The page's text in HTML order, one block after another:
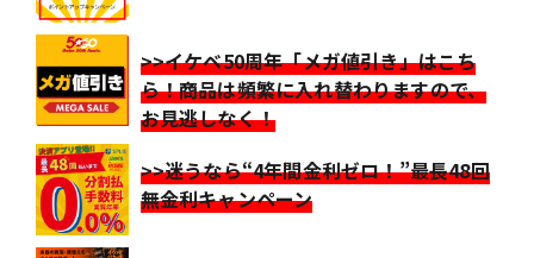
>>イケベ50周年「メガ値引き」はこち
ら！商品は頻繁に入れ替わりますので、
お見逃しなく！
>>迷うなら“4年間金利ゼロ！”最長48回
無金利キャンペーン